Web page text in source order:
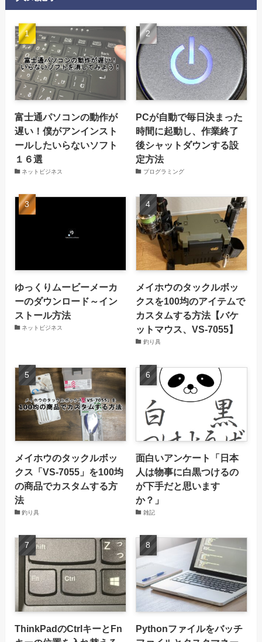
富士通パソコンの動作が
遅い！僕がアンインスト
ールしたいらないソフト
１６選
ネットビジネス
PCが自動で毎日決まった
時間に起動し、作業終了
後シャットダウンする設
定方法
プログラミング
ゆっくりムービーメーカ
ーのダウンロード～イン
ストール方法
ネットビジネス
メイホウのタックルボッ
クスを100均のアイテムで
カスタムする方法【バケ
ットマウス、VS-7055】
釣り具
メイホウのタックルボッ
クス「VS-7055」を100均
の商品でカスタムする方
法
釣り具
面白いアンケート「日本
人は物事に白黒つけるの
が下手だと思います
か？」
雑記
ThinkPadのCtrlキーとFn
Pythonファイルをバッチ